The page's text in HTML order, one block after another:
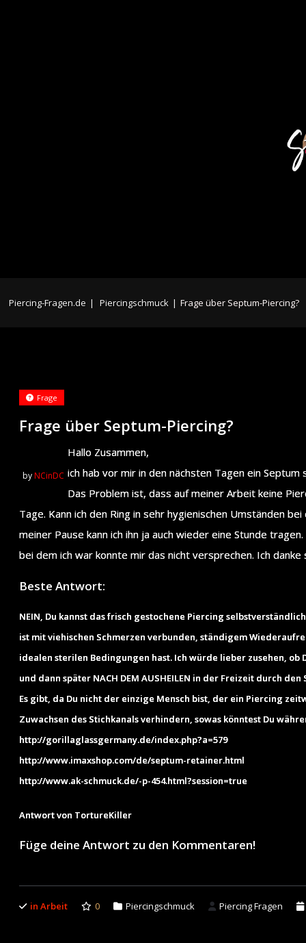
Piercing-Fragen.de | Piercingschmuck | Frage über Septum-Piercing?
Frage über Septum-Piercing?
Frage
byNCinDC
Hallo Zusammen,
ich hab vor mir in den nächsten Tagen ein Septum
Das Problem ist, dass auf meiner Arbeit keine
Tage. Kann ich den Ring in sehr hygienischen Umständen
meiner Pause kann ich ihn ja auch wieder eine Stunde
bei dem ich war konnte mir das nicht versprechen. Ich danke
Beste Antwort:
NEIN, Du kannst das frisch gestochene Piercing
ist mit viehischen Schmerzen verbunden, ständigem
idealen sterilen Bedingungen hast. Ich würde lieber zusehen, ob
und dann später NACH DEM AUSHEILEN in der Freizeit durch
Es gibt, da Du nicht der einzige Mensch bist, der ein Piercing
Zuwachsen des Stichkanals verhindern, sowas könntest Du
http://gorillaglassgermany.de/index.php?a=579
http://www.imaxshop.com/de/septum-retainer.html
http://www.ak-schmuck.de/-p-454.html?session=true
Antwort von TortureKiller
Füge deine Antwort zu den Kommentaren!
in Arbeit 0 Piercingschmuck Piercing Fragen